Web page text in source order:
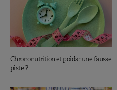
Chrononutrition et poids : une fausse
piste ?